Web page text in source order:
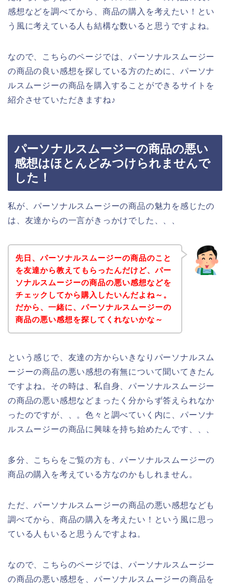
感想などを調べてから、商品の購入を考えたい！とい
う風に考えている人も結構な数いると思うですよね。
なので、こちらのページでは、パーソナルスムージー
の商品の良い感想を探している方のために、パーソナ
ルスムージーの商品を購入することができるサイトを
紹介させていただきますね♪
パーソナルスムージーの商品の悪い
感想はほとんどみつけられませんで
した！
私が、パーソナルスムージーの商品の魅力を感じたの
は、友達からの一言がきっかけでした、、、
先日、パーソナルスムージーの商品のこと
を友達から教えてもらったんだけど、パー
ソナルスムージーの商品の悪い感想などを
チェックしてから購入したいんだよね～。
だから、一緒に、パーソナルスムージーの
商品の悪い感想を探してくれないかな～
という感じで、友達の方からいきなりパーソナルスム
ージーの商品の悪い感想の有無について聞いてきたん
ですよね。その時は、私自身、パーソナルスムージー
の商品の悪い感想などまったく分からず答えられなか
ったのですが、、。色々と調べていく内に、パーソナ
ルスムージーの商品に興味を持ち始めたんです、、、
多分、こちらをご覧の方も、パーソナルスムージーの
商品の購入を考えている方なのかもしれません。
ただ、パーソナルスムージーの商品の悪い感想なども
調べてから、商品の購入を考えたい！という風に思っ
ている人もいると思うんですよね。
なので、こちらのページでは、パーソナルスムージー
の商品の悪い感想を、パーソナルスムージーの商品を